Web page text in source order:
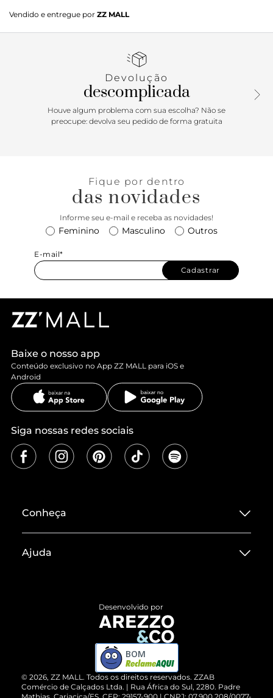
tratorado. O cabedal vem com uma proposta bem
divertida, com design em detalhes coloridos nos
na biqueira e calcanhar em suede marrom. Para uma
monocromáticos. Deixe o tênis trazer o ponto de cor e o
mood descontraído das suas composições.
Porque Apostar: O óbvio desse Anacapri funny colors
Vendido e entregue por ZZ MALL
Devolução
descomplicada
Houve algum problema com sua escolha? Não se
preocupe: devolva seu pedido de forma gratuita
Fique por dentro
das novidades
Informe seu e-mail e receba as novidades!
Feminino Masculino Outros
E-mail*
Cadastrar
Baixe o nosso app
Conteúdo exclusivo no App ZZ MALL para iOS e
Android
Siga nossas redes sociais
Conheça
Termos de Uso
ZZ MALL é confiável
Cartão Presente
Ajuda
Devolução do Produto
Compre pelo WhatsApp
© 2026, ZZ MALL. Todos os direitos reservados. ZZAB
Comércio de Calçados Ltda. | Rua África do Sul, 2280. Padre
Desenvolvido por
BOM